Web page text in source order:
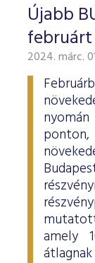
Újabb
2024. márc.
amely